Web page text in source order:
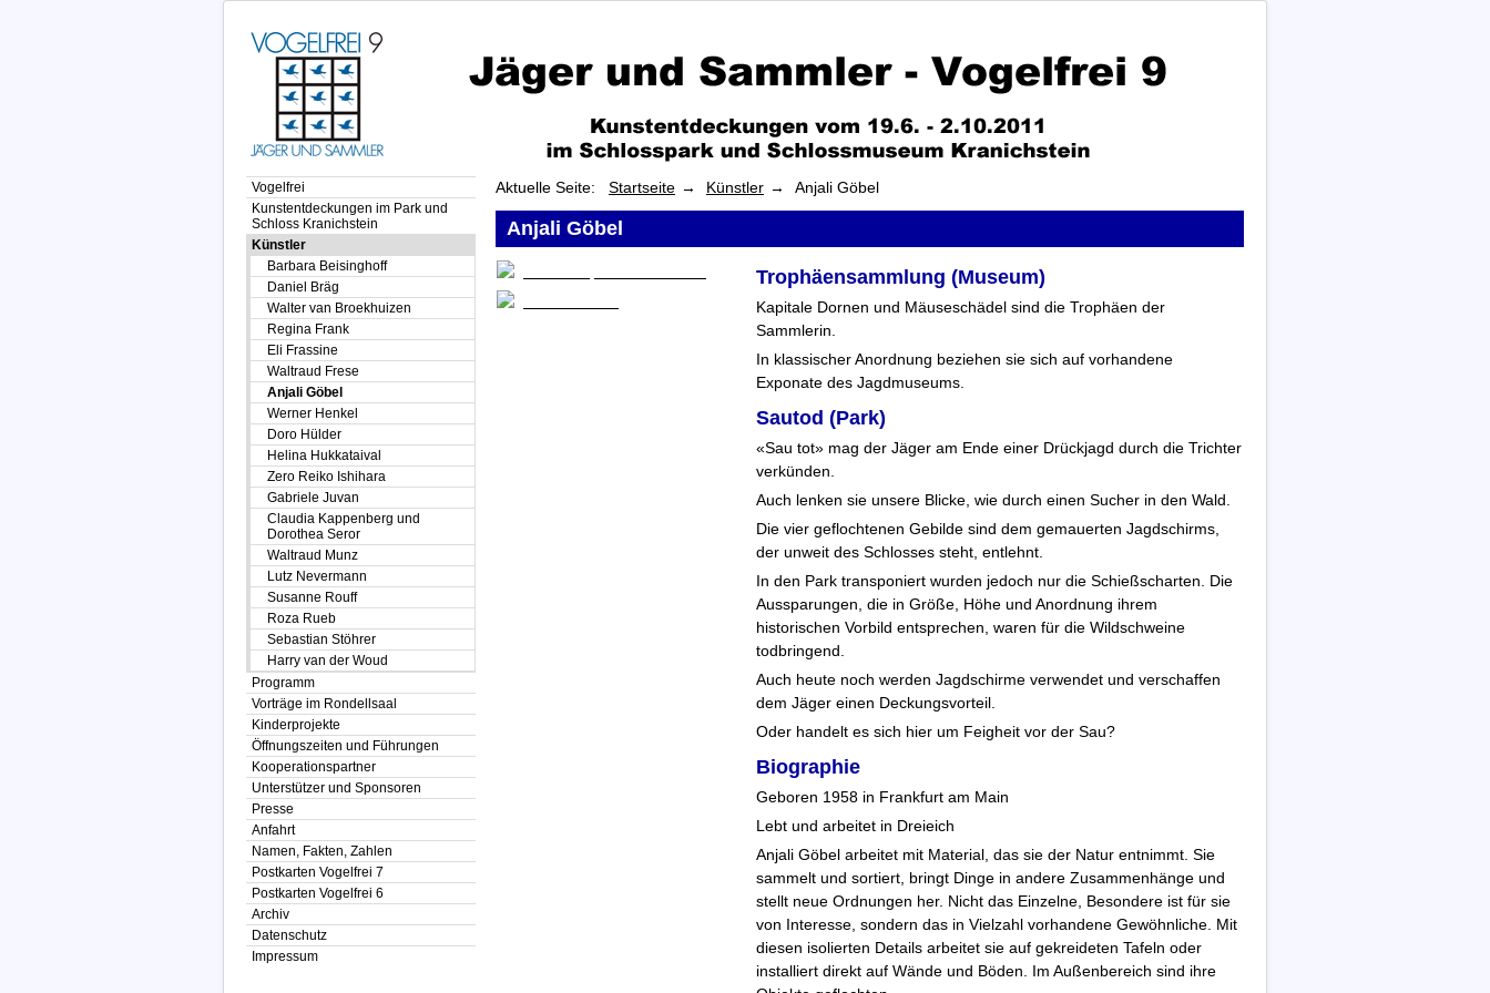
Vogelfrei
Kunstentdeckungen im Park und
Schloss Kranichstein
Künstler
Barbara Beisinghoff
Daniel Bräg
Walter van Broekhuizen
Regina Frank
Eli Frassine
Waltraud Frese
Anjali Göbel
Werner Henkel
Doro Hülder
Helina Hukkataival
Zero Reiko Ishihara
Gabriele Juvan
Claudia Kappenberg und
Dorothea Seror
Waltraud Munz
Lutz Nevermann
Susanne Rouff
Roza Rueb
Sebastian Stöhrer
Harry van der Woud
Programm
Vorträge im Rondellsaal
Kinderprojekte
Öffnungszeiten und Führungen
Kooperationspartner
Unterstützer und Sponsoren
Presse
Anfahrt
Namen, Fakten, Zahlen
Postkarten Vogelfrei 7
Postkarten Vogelfrei 6
Archiv
Datenschutz
Impressum
Aktuelle Seite: Startseite Künstler Anjali Göbel
Anjali Göbel
Trophäensammlung (Museum)
Kapitale Dornen und Mäuseschädel sind die Trophäen der
Sammlerin.
In klassischer Anordnung beziehen sie sich auf vorhandene
Exponate des Jagdmuseums.
Sautod (Park)
«Sau tot» mag der Jäger am Ende einer Drückjagd durch die Trichter
verkünden.
Auch lenken sie unsere Blicke, wie durch einen Sucher in den Wald.
Die vier geflochtenen Gebilde sind dem gemauerten Jagdschirms,
der unweit des Schlosses steht, entlehnt.
In den Park transponiert wurden jedoch nur die Schießscharten. Die
Aussparungen, die in Größe, Höhe und Anordnung ihrem
historischen Vorbild entsprechen, waren für die Wildschweine
todbringend.
Auch heute noch werden Jagdschirme verwendet und verschaffen
dem Jäger einen Deckungsvorteil.
Oder handelt es sich hier um Feigheit vor der Sau?
Biographie
Geboren 1958 in Frankfurt am Main
Lebt und arbeitet in Dreieich
Anjali Göbel arbeitet mit Material, das sie der Natur entnimmt. Sie
sammelt und sortiert, bringt Dinge in andere Zusammenhänge und
stellt neue Ordnungen her. Nicht das Einzelne, Besondere ist für sie
von Interesse, sondern das in Vielzahl vorhandene Gewöhnliche. Mit
diesen isolierten Details arbeitet sie auf gekreideten Tafeln oder
installiert direkt auf Wände und Böden. Im Außenbereich sind ihre